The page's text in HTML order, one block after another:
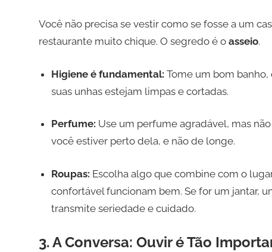
Você não precisa se vestir como se fosse a um
restaurante muito chique. O segredo é o asseio.
Higiene é fundamental: Tome um bom
suas unhas estejam limpas e cortadas.
Perfume: Use um perfume agradável, mas
você estiver perto dela, e não de longe.
Roupas: Escolha algo que combine com o
confortável funcionam bem. Se for um jantar,
transmite seriedade e cuidado.
3. A Conversa: Ouvir é Tão